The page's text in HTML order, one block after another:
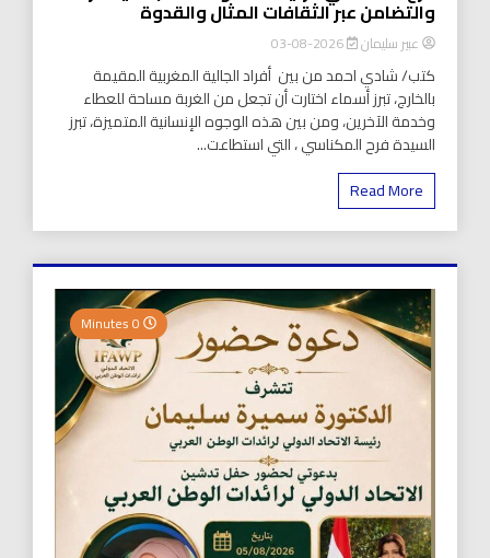
والتضامن عبر الثقافات المثال والقدوة
عبير سليمان 2026-08-03
كتب/ شادي احمد من بين أفراد الجالية المغربية المقيمة
بالخارج، تبرز أسماء اختارت أن تجعل من الغربة مساحة للعطاء
وخدمة الآخرين، ومن بين هذه الوجوه الإنسانية المتميزة، تبرز
السيدة فرح المكناسي ، التي استطاعت...
Read More